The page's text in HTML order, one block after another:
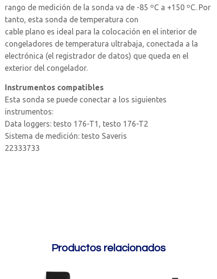
rango de medición de la sonda va de -85 ºC a +150 ºC. Por
tanto, esta sonda de temperatura con
cable plano es ideal para la colocación en el interior de
congeladores de temperatura ultrabaja, conectada a la
electrónica (el registrador de datos) que queda en el
exterior del congelador.
Instrumentos compatibles
Esta sonda se puede conectar a los siguientes
instrumentos:
Data loggers: testo 176-T1, testo 176-T2
Sistema de medición: testo Saveris
22333733
Productos relacionados